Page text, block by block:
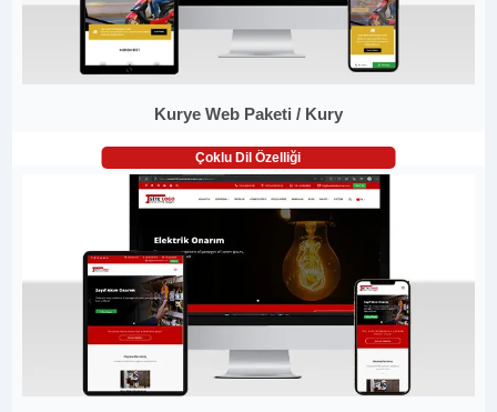
Kurye Web Paketi / Kury
Çoklu Dil Özelliği